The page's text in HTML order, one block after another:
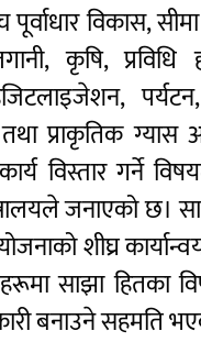
विकास,
कृषि,
तथा प्राकृतिक
विस्तार गर्ने
जनाएको छ।
शीघ्र
साझा हितका
बनाउने सहमति